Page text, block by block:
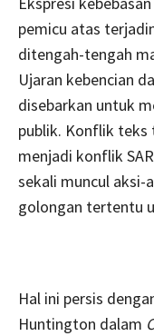
pemicu atas
ditengah-tengah
Ujaran kebencian
disebarkan untuk
publik. Konflik teks
menjadi konflik
sekali muncul aksi-
golongan tertentu
Hal ini persis
Huntington dalam